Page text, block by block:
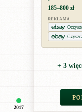
2017
185–800 zł
REKLAMA
+ 3